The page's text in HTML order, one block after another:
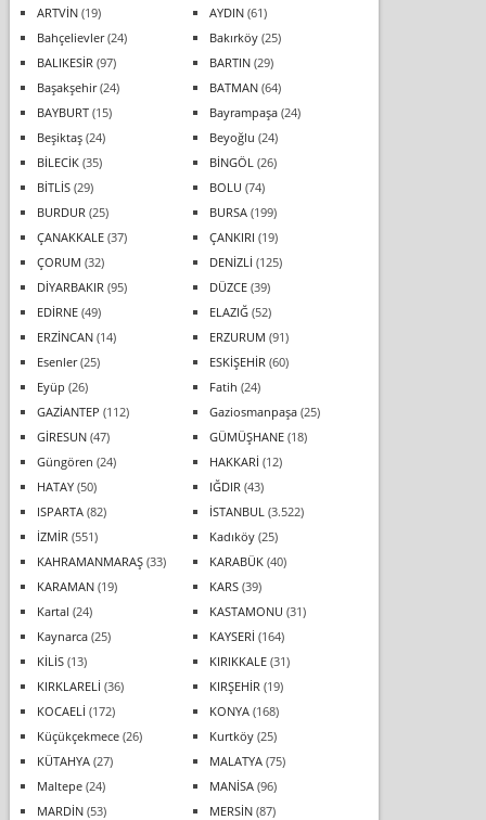
ARTVİN(19) AYDIN(61)
Bahçelievler(24) Bakırköy(25)
BALIKESİR (97) BARTIN(29)
Başakşehir(24) BATMAN(64)
BAYBURT(15) Bayrampaşa(24)
Beşiktaş(24) Beyoğlu (24)
BİLECİK(35) BİNGÖL (26)
BİTLİS(29) BOLU (74)
BURDUR (25) BURSA(199)
ÇANAKKALE(37) ÇANKIRI (19)
ÇORUM (32) DENİZLİ (125)
DİYARBAKIR (95) DÜZCE(39)
EDİRNE(49) ELAZIĞ(52)
ERZİNCAN(14) ERZURUM (91)
Esenler(25) ESKİŞEHİR (60)
Eyüp (26) Fatih (24)
GAZİANTEP (112) Gaziosmanpaşa(25)
GİRESUN(47) GÜMÜŞHANE(18)
Güngören (24) HAKKARİ (12)
HATAY(50) IĞDIR (43)
ISPARTA(82) İSTANBUL (3.522)
İZMİR (551) Kadıköy(25)
KAHRAMANMARAŞ(33) KARABÜK(40)
KARAMAN(19) KARS(39)
Kartal (24) KASTAMONU (31)
Kaynarca(25) KAYSERİ (164)
KİLİS(13) KIRIKKALE(31)
KIRKLARELİ (36) KIRŞEHİR (19)
KOCAELİ (172) KONYA(168)
Küçükçekmece(26) Kurtköy(25)
KÜTAHYA(27) MALATYA(75)
Maltepe(24) MANİSA(96)
MARDİN(53) MERSİN(87)